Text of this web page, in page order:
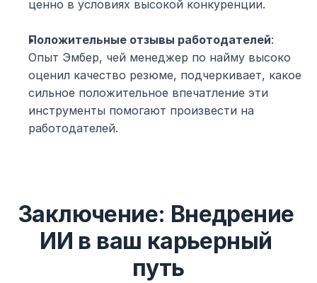
ценно в условиях высокой конкуренции.
Положительные отзывы работодателей:
Опыт Эмбер, чей менеджер по найму высоко
оценил качество резюме, подчеркивает, какое
сильное положительное впечатление эти
инструменты помогают произвести на
работодателей.
Заключение: Внедрение
ИИ в ваш карьерный
путь